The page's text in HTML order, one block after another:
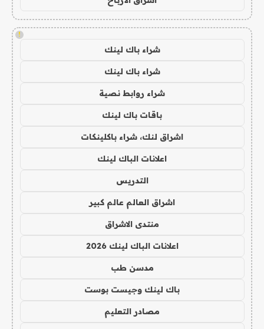
!
شراء باك لينك
شراء باك لينك
شراء روابط نصية
باقات باك لينك
اشراق لنك، شراء باكلينكات
اعلانات الباك لينك
التدريس
اشراق العالم عالم كبير
منتدى الاشراق
اعلانات الباك لينك 2026
مدسن طب
باك لينك وجيست بوست
مصادر التعليم